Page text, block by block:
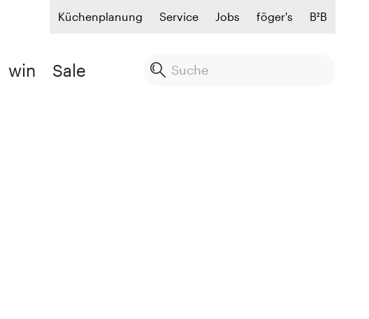
Küchenplanung Service Jobs föger's B²B
win Sale